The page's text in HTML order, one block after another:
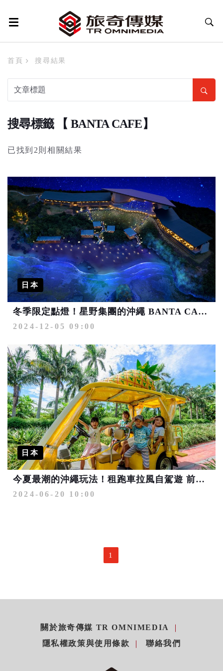
首頁 搜尋結果
搜尋標籤 【 BANTA CAFE】
已找到2則相關結果
日本
冬季限定點燈！星野集團的沖繩 BANTA CAFE夢幻海濱夜燈活動登場！
2024-12-05 09:00
日本
今夏最潮的沖繩玩法！租跑車拉風自駕遊 前進最新四大必訪景點
2024-06-20 10:00
1
關於旅奇傳媒 TR OMNIMEDIA
隱私權政策與使用條款
聯絡我們